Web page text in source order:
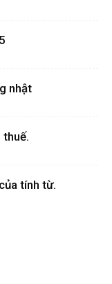
nhật
tính từ.